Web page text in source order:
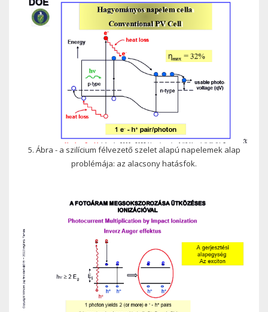
5. Ábra - a szilícium félvezető szelet alapú napelemek alap
problémája: az alacsony hatásfok.